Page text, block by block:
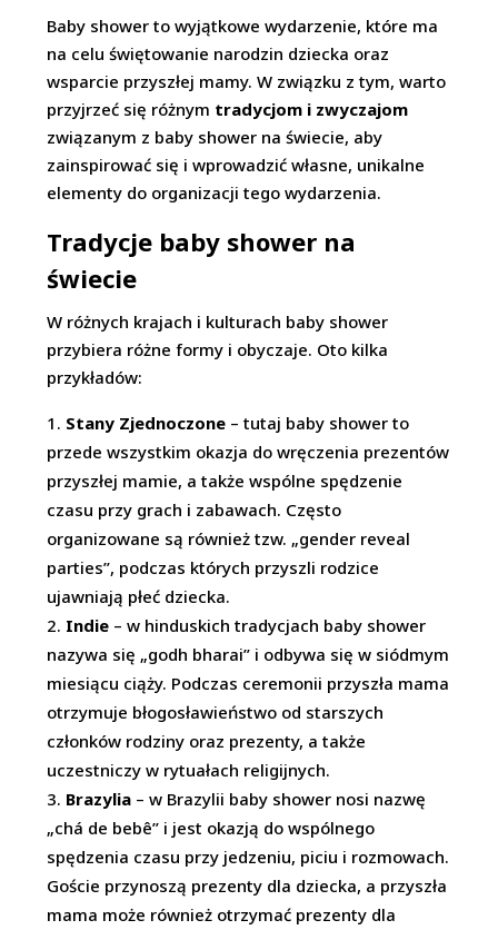
Baby shower to wyjątkowe wydarzenie, które ma
na celu świętowanie narodzin dziecka oraz
wsparcie przyszłej mamy. W związku z tym, warto
przyjrzeć się różnym tradycjom i zwyczajom
związanym z baby shower na świecie, aby
zainspirować się i wprowadzić własne, unikalne
elementy do organizacji tego wydarzenia.
Tradycje baby shower na
świecie
W różnych krajach i kulturach baby shower
przybiera różne formy i obyczaje. Oto kilka
przykładów:
Stany Zjednoczone – tutaj baby shower to
przede wszystkim okazja do wręczenia prezentów
przyszłej mamie, a także wspólne spędzenie
czasu przy grach i zabawach. Często
organizowane są również tzw. „gender reveal
parties”, podczas których przyszli rodzice
ujawniają płeć dziecka.
Indie – w hinduskich tradycjach baby shower
nazywa się „godh bharai” i odbywa się w siódmym
miesiącu ciąży. Podczas ceremonii przyszła mama
otrzymuje błogosławieństwo od starszych
członków rodziny oraz prezenty, a także
uczestniczy w rytuałach religijnych.
Brazylia – w Brazylii baby shower nosi nazwę
„chá de bebê” i jest okazją do wspólnego
spędzenia czasu przy jedzeniu, piciu i rozmowach.
Goście przynoszą prezenty dla dziecka, a przyszła
mama może również otrzymać prezenty dla